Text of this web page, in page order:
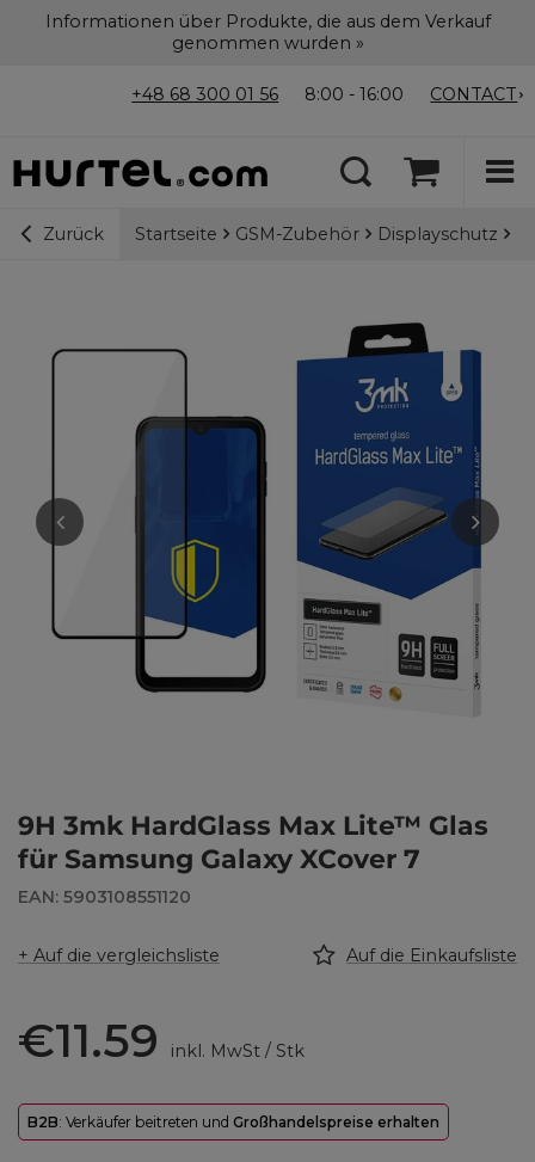
Informationen über Produkte, die aus dem Verkauf
genommen wurden »
+48 68 300 01 56 8:00 - 16:00 CONTACT
Zurück Startseite GSM-Zubehör Displayschutz
9H 3mk HardGlass Max Lite™ Glas
für Samsung Galaxy XCover 7
EAN: 5903108551120
+ Auf die vergleichsliste Auf die Einkaufsliste
€11.59 inkl. MwSt/ Stk
B2B: Verkäufer beitreten und Großhandelspreise erhalten